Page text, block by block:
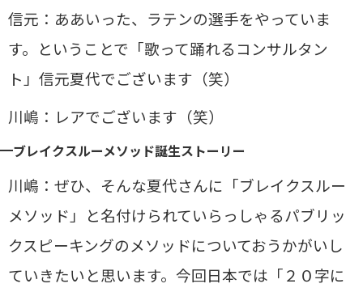
信元：ああいった、ラテンの選手をやっていま
す。ということで「歌って踊れるコンサルタン
ト」信元夏代でございます（笑）
川嶋：レアでございます（笑）
ブレイクスルーメソッド誕生ストーリー
川嶋：ぜひ、そんな夏代さんに「ブレイクスルー
メソッド」と名付けられていらっしゃるパブリッ
クスピーキングのメソッドについておうかがいし
ていきたいと思います。今回日本では「２０字に